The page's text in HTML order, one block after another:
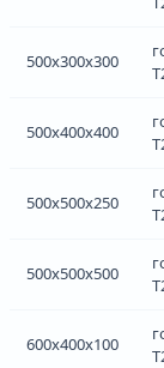
500x300x300
500x400x400
500x500x250
500x500x500
600x400x100